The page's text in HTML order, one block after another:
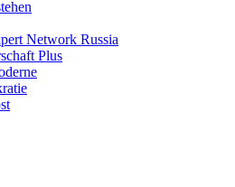
Network Russia
Plus